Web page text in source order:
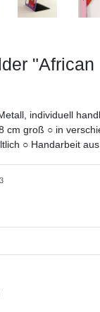
"African
individuell
cm groß ○ in
○ Handarbeit